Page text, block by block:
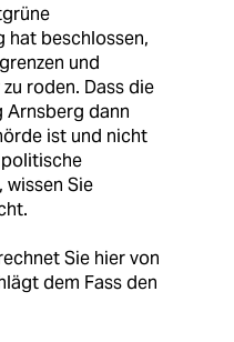
hat beschlossen,
und
roden. Dass die
Arnsberg dann
ist und nicht
wissen Sie
Sie hier von
dem Fass den